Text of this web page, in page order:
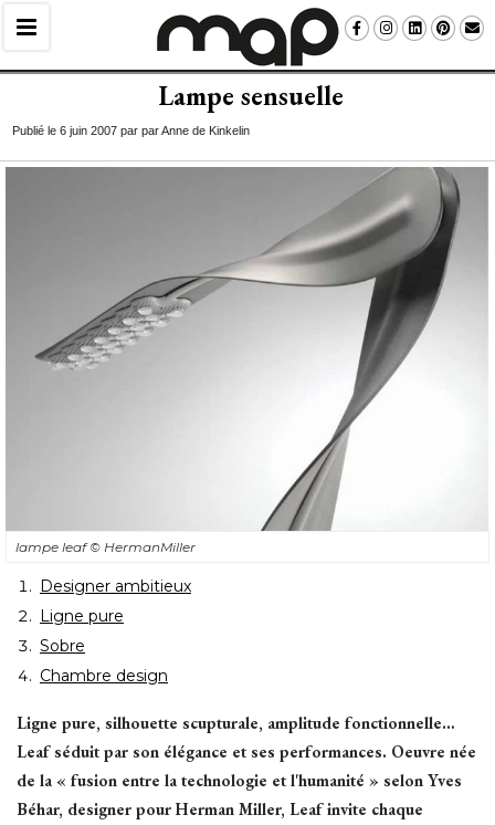
Lampe sensuelle
Publié le 6 juin 2007 par par Anne de Kinkelin
lampe leaf© HermanMiller
Designer ambitieux
Ligne pure
Sobre
Chambre design
Ligne pure, silhouette scupturale, amplitude fonctionnelle…
Leaf séduit par son élégance et ses performances. Oeuvre née
de la « fusion entre la technologie et l'humanité » selon Yves
Béhar, designer pour Herman Miller, Leaf invite chaque